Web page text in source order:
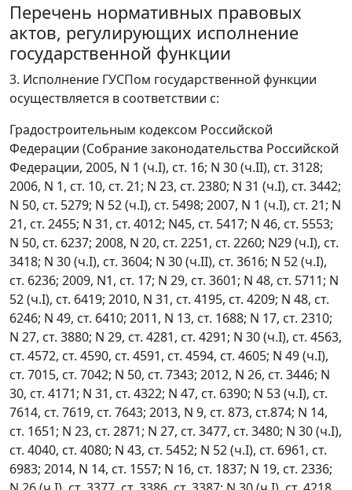
Перечень нормативных правовых
актов, регулирующих исполнение
государственной функции
3. Исполнение ГУСПом государственной функции
осуществляется в соответствии с:
Градостроительным кодексом Российской
Федерации (Собрание законодательства Российской
Федерации, 2005, N 1 (ч.I), ст. 16; N 30 (ч.II), ст. 3128;
2006, N 1, ст. 10, ст. 21; N 23, ст. 2380; N 31 (ч.I), ст. 3442;
N 50, ст. 5279; N 52 (ч.I), ст. 5498; 2007, N 1 (ч.I), ст. 21; N
21, ст. 2455; N 31, ст. 4012; N45, ст. 5417; N 46, ст. 5553;
N 50, ст. 6237; 2008, N 20, ст. 2251, ст. 2260; N29 (ч.I), ст.
3418; N 30 (ч.I), ст. 3604; N 30 (ч.II), ст. 3616; N 52 (ч.I),
ст. 6236; 2009, N1, ст. 17; N 29, ст. 3601; N 48, ст. 5711; N
52 (ч.I), ст. 6419; 2010, N 31, ст. 4195, ст. 4209; N 48, ст.
6246; N 49, ст. 6410; 2011, N 13, ст. 1688; N 17, ст. 2310;
N 27, ст. 3880; N 29, ст. 4281, ст. 4291; N 30 (ч.I), ст. 4563,
ст. 4572, ст. 4590, ст. 4591, ст. 4594, ст. 4605; N 49 (ч.I),
ст. 7015, ст. 7042; N 50, ст. 7343; 2012, N 26, ст. 3446; N
30, ст. 4171; N 31, ст. 4322; N 47, ст. 6390; N 53 (ч.I), ст.
7614, ст. 7619, ст. 7643; 2013, N 9, ст. 873, ст.874; N 14,
ст. 1651; N 23, ст. 2871; N 27, ст. 3477, ст. 3480; N 30 (ч.I),
ст. 4040, ст. 4080; N 43, ст. 5452; N 52 (ч.I), ст. 6961, ст.
6983; 2014, N 14, ст. 1557; N 16, ст. 1837; N 19, ст. 2336;